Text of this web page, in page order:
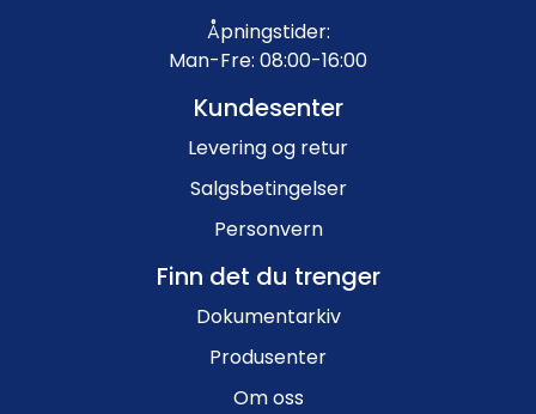
Åpningstider:
Man-Fre: 08:00-16:00
Kundesenter
Levering og retur
Salgsbetingelser
Personvern
Finn det du trenger
Dokumentarkiv
Produsenter
Om oss